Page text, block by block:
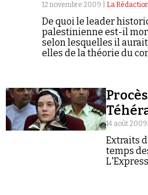
Faire un don
Demander
12 novembre 2009 | La
De quoi le leader
palestinienne est-il
selon lesquelles il
elles de la théorie du
de répondre.
14 août 2009
Extraits
temps